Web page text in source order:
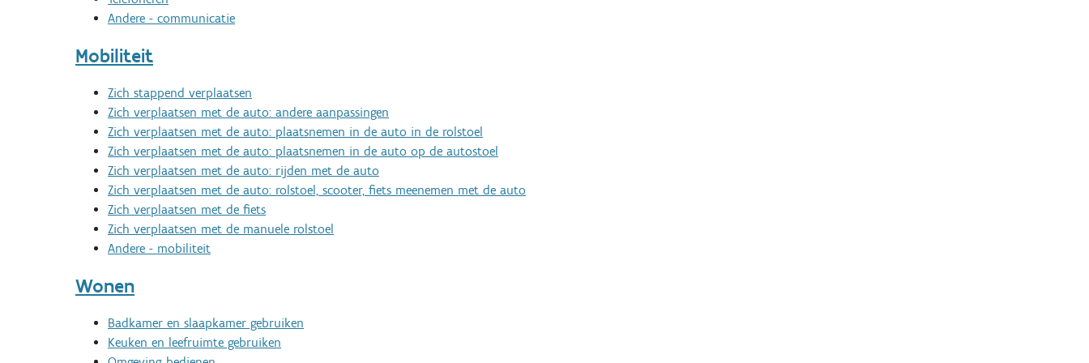
Andere - communicatie
Mobiliteit
Zich stappend verplaatsen
Zich verplaatsen met de auto: andere aanpassingen
Zich verplaatsen met de auto: plaatsnemen in de auto in de rolstoel
Zich verplaatsen met de auto: plaatsnemen in de auto op de autostoel
Zich verplaatsen met de auto: rijden met de auto
Zich verplaatsen met de auto: rolstoel, scooter, fiets meenemen met de auto
Zich verplaatsen met de fiets
Zich verplaatsen met de manuele rolstoel
Andere - mobiliteit
Wonen
Badkamer en slaapkamer gebruiken
Keuken en leefruimte gebruiken